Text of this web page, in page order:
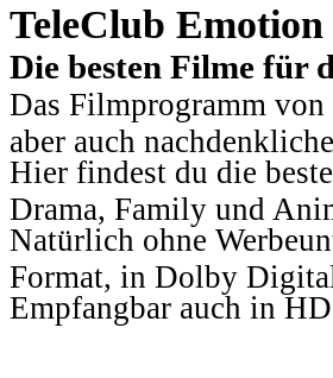
TeleClub Emotion
Die besten Filme für
Das Filmprogramm
aber auch
Hier findest du die
Drama, Family und
Natürlich ohne
Format, in Dolby
Empfangbar auch in